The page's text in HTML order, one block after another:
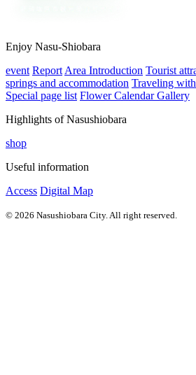
Enjoy Nasu-Shiobara
event Report Area Introduction Tourist
springs and accommodation Traveling
Special page list Flower Calendar Gallery
Highlights of Nasushiobara
shop
Useful information
Access Digital Map
© 2026 Nasushiobara City. All right reserved.